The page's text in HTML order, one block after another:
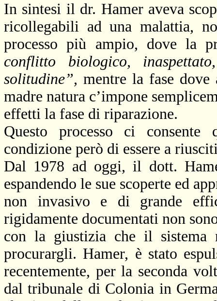
In sintesi il dr. Hamer aveva
ricollegabili ad una malattia,
processo più ampio, dove la
conflitto biologico,
solitudine”, mentre la fase
madre natura c’impone
effetti la fase di riparazione.
Questo processo ci
condizione però di essere a
Dal 1978 ad oggi, il dott.
espandendo le sue scoperte ed
non invasivo e di grande
rigidamente documentati non
con la giustizia che il sistema
procurargli. Hamer, è stato
recentemente, per la seconda
dal tribunale di Colonia in